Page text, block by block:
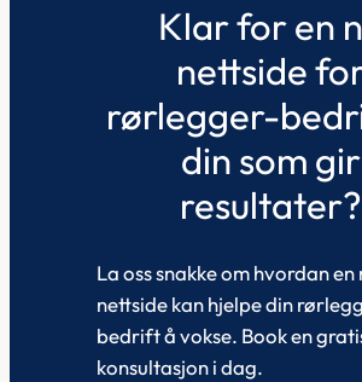
Klar for en
nettside
rørlegger-
din som gir
resultater?
La oss snakke om hvordan en
nettside kan hjelpe din
bedrift å vokse. Book en
konsultasjon i dag.